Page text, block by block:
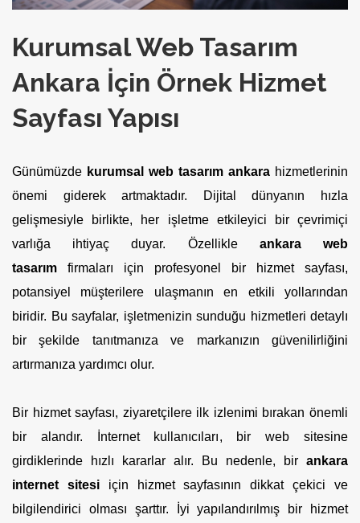
Kurumsal Web Tasarım
Ankara İçin Örnek Hizmet
Sayfası Yapısı
Günümüzde kurumsal web tasarım ankara hizmetlerinin
önemi giderek artmaktadır. Dijital dünyanın hızla
gelişmesiyle birlikte, her işletme etkileyici bir çevrimiçi
varlığa ihtiyaç duyar. Özellikle ankara web
tasarım firmaları için profesyonel bir hizmet sayfası,
potansiyel müşterilere ulaşmanın en etkili yollarından
biridir. Bu sayfalar, işletmenizin sunduğu hizmetleri detaylı
bir şekilde tanıtmanıza ve markanızın güvenilirliğini
artırmanıza yardımcı olur.
Bir hizmet sayfası, ziyaretçilere ilk izlenimi bırakan önemli
bir alandır. İnternet kullanıcıları, bir web sitesine
girdiklerinde hızlı kararlar alır. Bu nedenle, bir ankara
internet sitesiiçin hizmet sayfasının dikkat çekici ve
bilgilendirici olması şarttır. İyi yapılandırılmış bir hizmet